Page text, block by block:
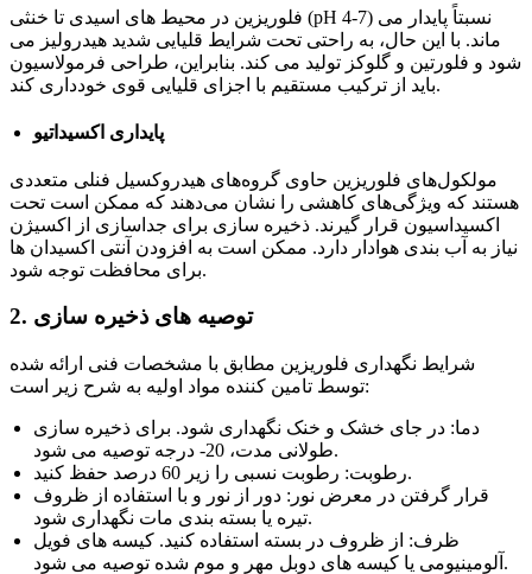
فلوریزین در محیط های اسیدی تا خنثی (pH 4-7) نسبتاً پایدار می
ماند. با این حال، به راحتی تحت شرایط قلیایی شدید هیدرولیز می
شود و فلورتین و گلوکز تولید می کند. بنابراین، طراحی فرمولاسیون
باید از ترکیب مستقیم با اجزای قلیایی قوی خودداری کند.
پایداری اکسیداتیو
مولکول‌های فلوریزین حاوی گروه‌های هیدروکسیل فنلی متعددی
هستند که ویژگی‌های کاهشی را نشان می‌دهند که ممکن است تحت
اکسیداسیون قرار گیرند. ذخیره سازی برای جداسازی از اکسیژن
نیاز به آب بندی هوادار دارد. ممکن است به افزودن آنتی اکسیدان ها
برای محافظت توجه شود.
2. توصیه های ذخیره سازی
شرایط نگهداری فلوریزین مطابق با مشخصات فنی ارائه شده
توسط تامین کننده مواد اولیه به شرح زیر است:
دما: در جای خشک و خنک نگهداری شود. برای ذخیره سازی
طولانی مدت، 20- درجه توصیه می شود.
رطوبت: رطوبت نسبی را زیر 60 درصد حفظ کنید.
قرار گرفتن در معرض نور: دور از نور و با استفاده از ظروف
تیره یا بسته بندی مات نگهداری شود.
ظرف: از ظروف در بسته استفاده کنید. کیسه های فویل
آلومینیومی یا کیسه های دوبل مهر و موم شده توصیه می شود.